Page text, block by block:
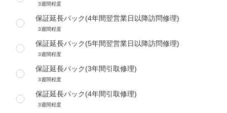
3週間程度
保証延長パック(4年間翌営業日以降訪問修理)
3週間程度
保証延長パック(5年間翌営業日以降訪問修理)
3週間程度
保証延長パック(3年間引取修理)
3週間程度
保証延長パック(4年間引取修理)
3週間程度